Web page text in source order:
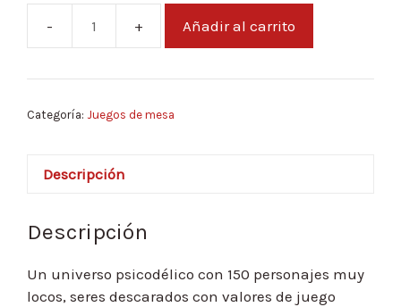
Italian
TCG
Alpha
Añadir al carrito
Categoría: Juegos de mesa
Descripción
Descripción
Un universo psicodélico con 150 personajes muy
locos, seres descarados con valores de juego